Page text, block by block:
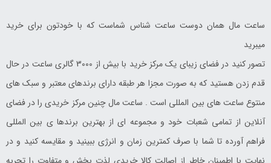
ساعت مال همان دوست ساعت شناس شماست که با خودتون برای خرید
میبرید
تصور کنید در فضای زیبای یک مرکز خرید با بیش از 3000 گالری ساعت در حال
قدم زدن هستید که به صورت مجزا هر طبقه دارای برندهای معتبر و سبک های
منتوع ساعت های بین المللی است . ساعت مال چنین مرکز خریدی را در فضای
آنلاین از تمامی شعبات خود و مجموعه ای از بهترین برندها ی بین المللی
فراهم آورده تا شما با صرف کمترین زمان و انرژی ببینید و مقایسه کنید و در
نهایت با اطمینان خاطر از اصالت کالا خریدی لذت بخش و متفاوت را تجربه